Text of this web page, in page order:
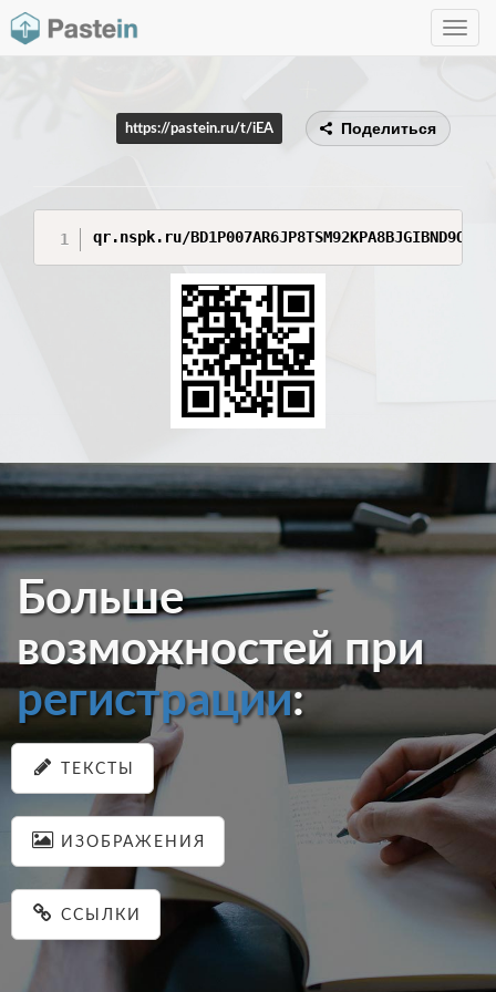
Toggle
https://pastein.ru/t/iEA Поделиться
qr.nspk.ru/BD1P007AR6JP8TSM92KPA8BJGIBND9OU
Больше
возможностей при
регистрации:
ТЕКСТЫ
ИЗОБРАЖЕНИЯ
ССЫЛКИ